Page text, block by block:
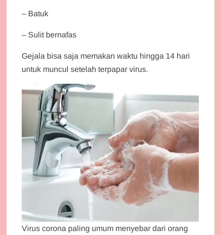
– Batuk
– Sulit bernafas
Gejala bisa saja memakan waktu hingga 14 hari
untuk muncul setelah terpapar virus.
Virus corona paling umum menyebar dari orang